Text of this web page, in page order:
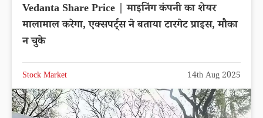
Vedanta Share Price | माइनिंग कंपनी का शेयर
मालामाल करेगा, एक्सपर्ट्स ने बताया टारगेट प्राइस, मौका
न चुके
Stock Market 14th Aug 2025